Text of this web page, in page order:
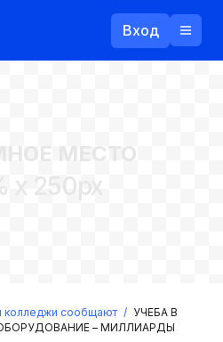
Вход
МЕСТО
x 250px
колледжи сообщают / УЧЕБА В
– МИЛЛИАРДЫ